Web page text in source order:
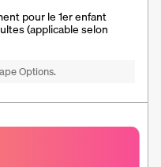
pour le 1er enfant
(applicable selon
Options.